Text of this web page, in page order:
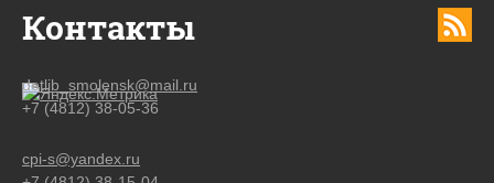
Контакты
detlib_smolensk@mail.ru
+7 (4812) 38-05-36
cpi-s@yandex.ru